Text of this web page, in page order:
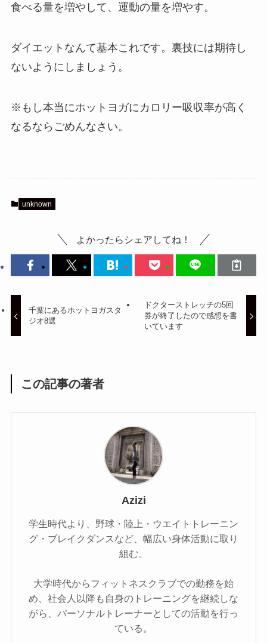
食べる量を増やして、運動の量を増やす。
ダイエットなんて基本これです。裏技には期待し
ないようにしましょう。
※もし本当にホットヨガにカロリー吸収率が高く
なるならごめんなさい。
unknown
よかったらシェアしてね！
千葉にあるホットヨガスタ
ジオ8選
ドクターストレッチの5回
券が終了したので感想を書
いています
この記事の著者
Azizi
学生時代より、野球・陸上・ウエイトトレーニン
グ・ブレイクダンスなど、幅広い身体活動に取り
組む。
大学時代からフィットネスクラブでの勤務を始
め、社会人以降も自身のトレーニングを継続しな
がら、パーソナルトレーナーとしての活動を行っ
ている。